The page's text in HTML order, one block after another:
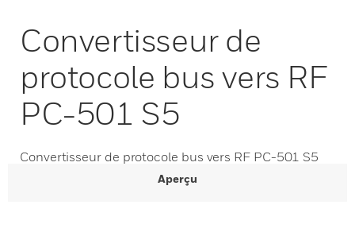
Convertisseur de
protocole bus vers RF
PC-501 S5
Convertisseur de protocole bus vers RF PC-501 S5
Aperçu